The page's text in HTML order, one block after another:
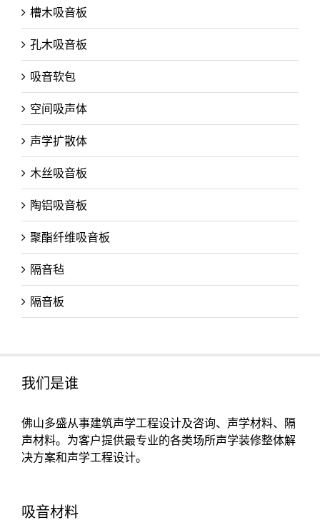
槽木吸音板
孔木吸音板
吸音软包
空间吸声体
声学扩散体
木丝吸音板
陶铝吸音板
聚酯纤维吸音板
隔音毡
隔音板
我们是谁
佛山多盛从事建筑声学工程设计及咨询、声学材料、隔
声材料。为客户提供最专业的各类场所声学装修整体解
决方案和声学工程设计。
吸音材料